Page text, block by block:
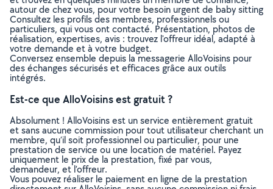
autour de chez vous, pour votre besoin urgent de baby sitting
Consultez les profils des membres, professionnels ou
particuliers, qui vous ont contacté. Présentation, photos de
réalisation, expertises, avis : trouvez l'offreur idéal, adapté à
votre demande et à votre budget.
Conversez ensemble depuis la messagerie AlloVoisins pour
des échanges sécurisés et efficaces grâce aux outils
intégrés.
Est-ce que AlloVoisins est gratuit ?
Absolument ! AlloVoisins est un service entièrement gratuit
et sans aucune commission pour tout utilisateur cherchant un
membre, qu’il soit professionnel ou particulier, pour une
prestation de service ou une location de matériel. Payez
uniquement le prix de la prestation, fixé par vous,
demandeur, et l’offreur.
Vous pouvez réaliser le paiement en ligne de la prestation